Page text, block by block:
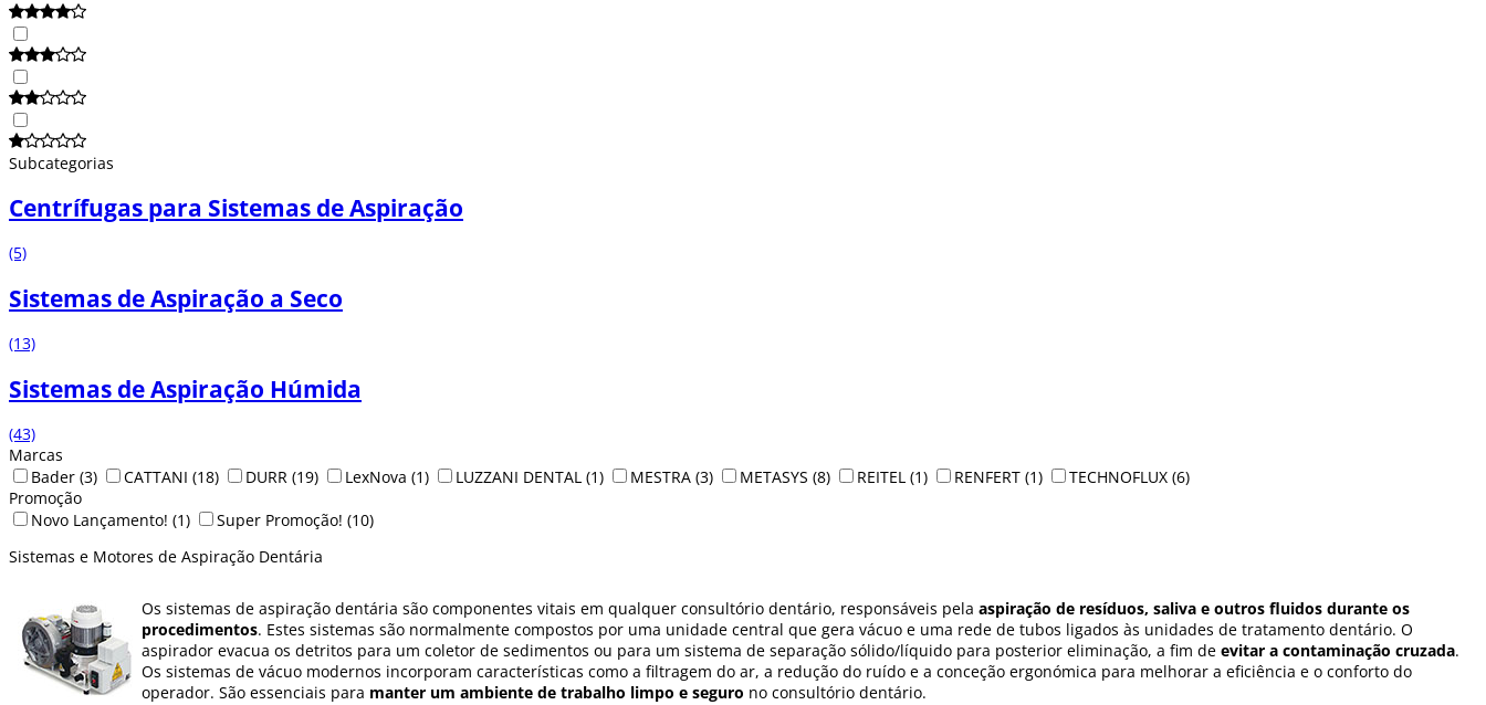
Subcategorias
Centrífugas para Sistemas de Aspiração
(5)
Sistemas de Aspiração a Seco
(13)
Sistemas de Aspiração Húmida
(43)
Marcas
Bader (3) CATTANI (18) DURR (19) LexNova (1) LUZZANI DENTAL (1) MESTRA (3) METASYS (8) REITEL (1) RENFERT (1) TECHNOFLUX (6)
Promoção
Novo Lançamento! (1) Super Promoção! (10)
Sistemas e Motores de Aspiração Dentária
Os sistemas de aspiração dentária são componentes vitais em qualquer consultório dentário, responsáveis pela aspiração de resíduos, saliva e outros fluidos durante os
procedimentos. Estes sistemas são normalmente compostos por uma unidade central que gera vácuo e uma rede de tubos ligados às unidades de tratamento dentário. O
aspirador evacua os detritos para um coletor de sedimentos ou para um sistema de separação sólido/líquido para posterior eliminação, a fim de evitar a contaminação cruzada.
Os sistemas de vácuo modernos incorporam características como a filtragem do ar, a redução do ruído e a conceção ergonómica para melhorar a eficiência e o conforto do
operador. São essenciais para manter um ambiente de trabalho limpo e seguro no consultório dentário.